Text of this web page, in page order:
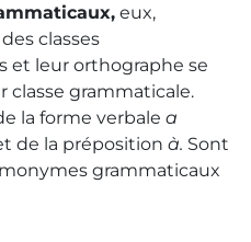
eux,
classes
et leur orthographe se
classe grammaticale.
la forme verbale a
de la préposition à. Sont
grammaticaux